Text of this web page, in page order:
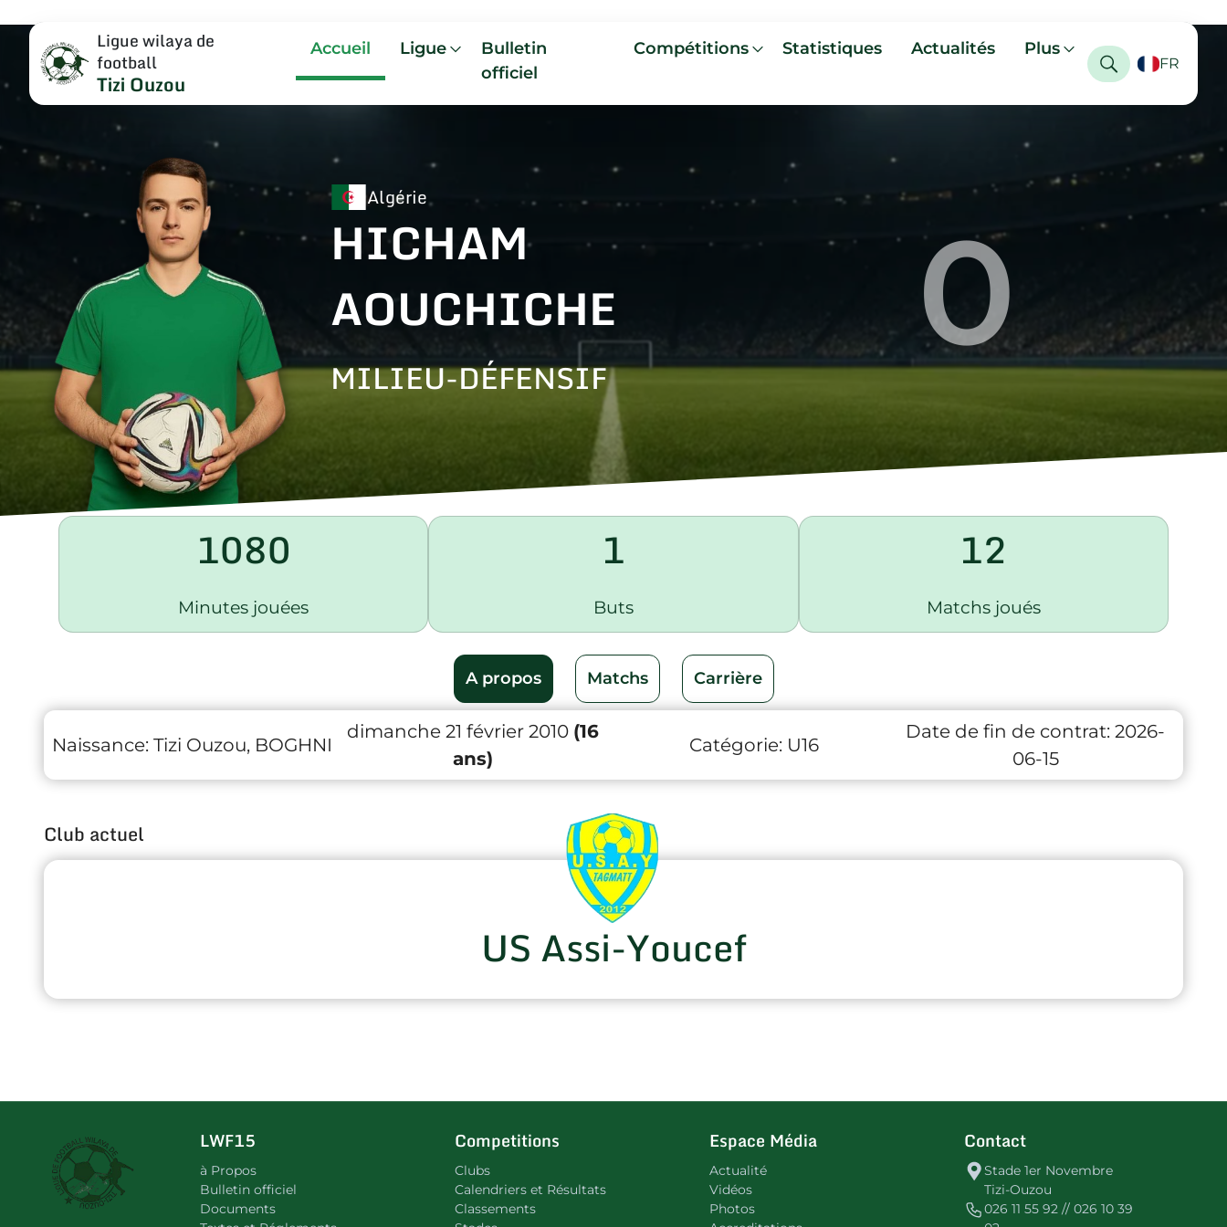
Ligue wilaya de
football
Tizi Ouzou
Accueil Ligue
Bulletin
officiel
Compétitions Statistiques Actualités Plus
FR
Algérie
HICHAM
AOUCHICHE
MILIEU-DÉFENSIF 0
1080
Minutes jouées
1
Buts
12
Matchs joués
A propos Matchs Carrière
Naissance: Tizi Ouzou, BOGHNI
dimanche 21 février 2010 (16
ans)
Catégorie: U16
Date de fin de contrat: 2026-
06-15
Club actuel
US Assi-Youcef
LWF15
à Propos
Bulletin officiel
Documents
Competitions
Clubs
Calendriers et Résultats
Classements
Espace Média
Actualité
Vidéos
Photos
Contact
Stade 1er Novembre
Tizi-Ouzou
026 11 55 92 // 026 10 39